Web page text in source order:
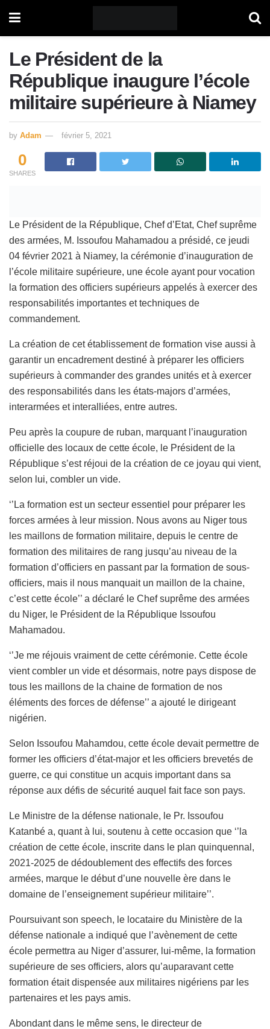
Le Président de la
République inaugure l’école
militaire supérieure à Niamey
by Adam février 5, 2021
0
SHARES
Le Président de la République, Chef d’Etat, Chef suprême
des armées, M. Issoufou Mahamadou a présidé, ce jeudi
04 février 2021 à Niamey, la cérémonie d’inauguration de
l’école militaire supérieure, une école ayant pour vocation
la formation des officiers supérieurs appelés à exercer des
responsabilités importantes et techniques de
commandement.
La création de cet établissement de formation vise aussi à
garantir un encadrement destiné à préparer les officiers
supérieurs à commander des grandes unités et à exercer
des responsabilités dans les états-majors d’armées,
interarmées et interalliées, entre autres.
Peu après la coupure de ruban, marquant l’inauguration
officielle des locaux de cette école, le Président de la
République s’est réjoui de la création de ce joyau qui vient,
selon lui, combler un vide.
‘’La formation est un secteur essentiel pour préparer les
forces armées à leur mission. Nous avons au Niger tous
les maillons de formation militaire, depuis le centre de
formation des militaires de rang jusqu’au niveau de la
formation d’officiers en passant par la formation de sous-
officiers, mais il nous manquait un maillon de la chaine,
c’est cette école’’ a déclaré le Chef suprême des armées
du Niger, le Président de la République Issoufou
Mahamadou.
‘’Je me réjouis vraiment de cette cérémonie. Cette école
vient combler un vide et désormais, notre pays dispose de
tous les maillons de la chaine de formation de nos
éléments des forces de défense’’ a ajouté le dirigeant
nigérien.
Selon Issoufou Mahamdou, cette école devait permettre de
former les officiers d’état-major et les officiers brevetés de
guerre, ce qui constitue un acquis important dans sa
réponse aux défis de sécurité auquel fait face son pays.
Le Ministre de la défense nationale, le Pr. Issoufou
Katanbé a, quant à lui, soutenu à cette occasion que ‘’la
création de cette école, inscrite dans le plan quinquennal,
2021-2025 de dédoublement des effectifs des forces
armées, marque le début d’une nouvelle ère dans le
domaine de l’enseignement supérieur militaire’’.
Poursuivant son speech, le locataire du Ministère de la
défense nationale a indiqué que l’avènement de cette
école permettra au Niger d’assurer, lui-même, la formation
supérieure de ses officiers, alors qu’auparavant cette
formation était dispensée aux militaires nigériens par les
partenaires et les pays amis.
Abondant dans le même sens, le directeur de